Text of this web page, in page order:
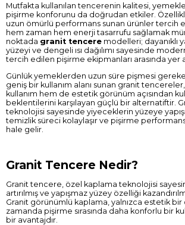
Mutfakta kullanılan tencerenin kalitesi,
pişirme konforunu da doğrudan etkiler.
uzun ömürlü performans sunan ürünler tercih
hem zaman hem enerji tasarrufu sağlamak
noktada granit tencere modelleri; dayanıklı
yüzeyi ve dengeli ısı dağılımı sayesinde
tercih edilen pişirme ekipmanları arasında yer
Günlük yemeklerden uzun süre pişmesi
geniş bir kullanım alanı sunan granit
kullanım hem de estetik görünüm açısından
beklentilerini karşılayan güçlü bir alternatiftir.
teknolojisi sayesinde yiyeceklerin yüzeye
temizlik süreci kolaylaşır ve pişirme
hale gelir.
Granit Tencere Nedir?
Granit tencere, özel kaplama teknolojisi
artırılmış ve yapışmaz yüzey özelliği
Granit görünümlü kaplama, yalnızca estetik bir
zamanda pişirme sırasında daha konforlu bir
bir avantajdır.